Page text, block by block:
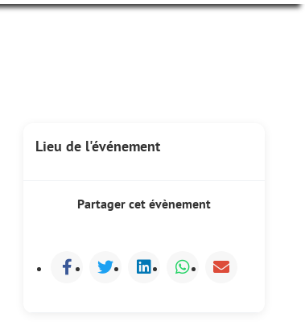
Lieu de l'événement
Partager cet évènement